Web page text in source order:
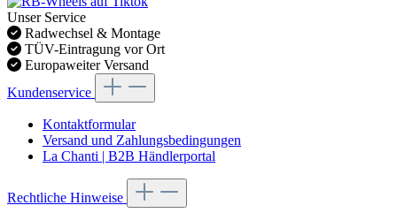
Unser Service
Radwechsel & Montage
TÜV-Eintragung vor Ort
Europaweiter Versand
Kundenservice
Kontaktformular
Versand und Zahlungsbedingungen
La Chanti | B2B Händlerportal
Rechtliche Hinweise